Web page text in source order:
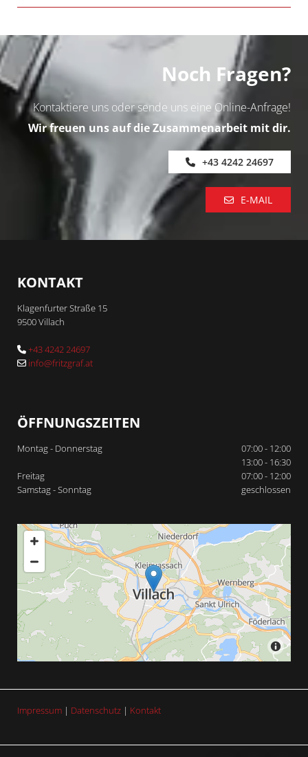
Noch Fragen?
Kontaktiere uns oder sende uns eine Online-Anfrage!
Wir freuen uns auf die Zusammenarbeit mit dir.
+43 4242 24697
E-MAIL
KONTAKT
Klagenfurter Straße 15
9500 Villach
 +43 4242 24697
 info@fritzgraf.at
ÖFFNUNGSZEITEN
Montag - Donnerstag
07:00 - 12:00
13:00 - 16:30
Freitag
07:00 - 12:00
Samstag - Sonntag
geschlossen
Impressum | Datenschutz | Kontakt